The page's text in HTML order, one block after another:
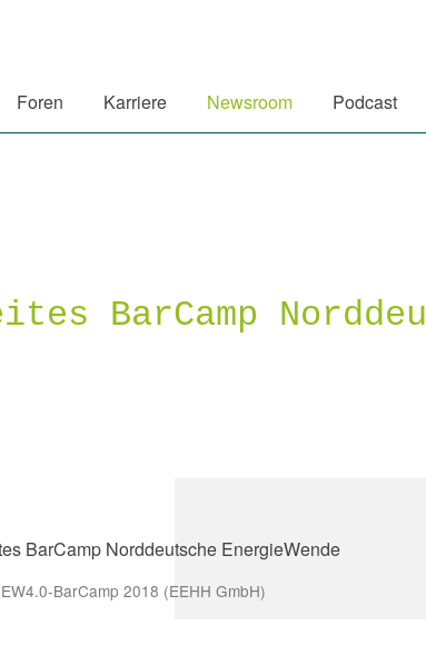
Foren Karriere Newsroom Podcast
BarCamp
BarCamp 2018 (EEHH GmbH)